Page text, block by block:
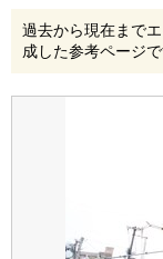
過去から現在まで
成した参考ページで